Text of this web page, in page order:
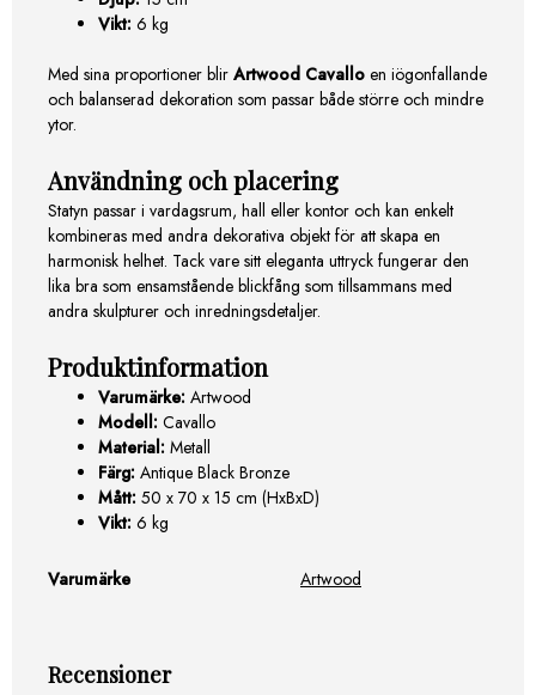
Vikt: 6 kg
Med sina proportioner blir Artwood Cavallo en iögonfallande
och balanserad dekoration som passar både större och mindre
ytor.
Användning och placering
Statyn passar i vardagsrum, hall eller kontor och kan enkelt
kombineras med andra dekorativa objekt för att skapa en
harmonisk helhet. Tack vare sitt eleganta uttryck fungerar den
lika bra som ensamstående blickfång som tillsammans med
andra skulpturer och inredningsdetaljer.
Produktinformation
Varumärke: Artwood
Modell: Cavallo
Material: Metall
Färg: Antique Black Bronze
Mått: 50 x 70 x 15 cm (HxBxD)
Vikt: 6 kg
Varumärke Artwood
Recensioner